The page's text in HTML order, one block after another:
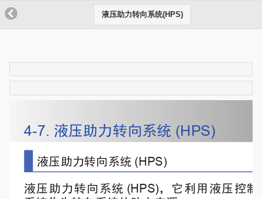
液压助力转向系统(HPS)